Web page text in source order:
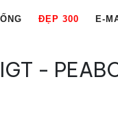
ĐẸP 300 E-
-